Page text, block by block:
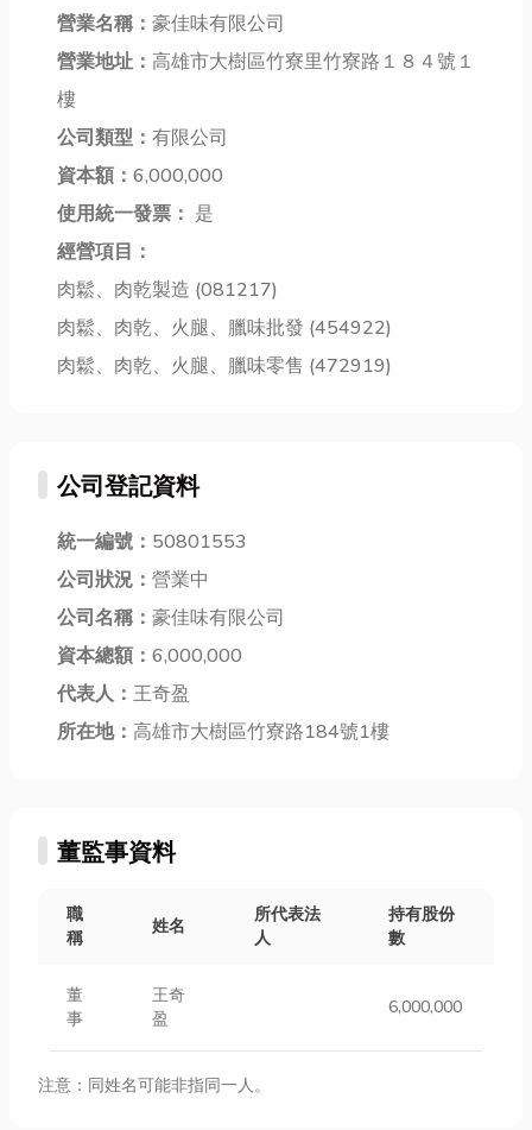
布莫屬！它不
只是一條褲
子、一件外
無限潛力，保
證讓你大開眼
界。今天...
就來分享刮刮
樂號碼必選密
中獎...
業重鎮，高雄
營業名稱： 豪佳味有限公司
營業地址： 高雄市大樹區竹寮里竹寮路１８４號１
樓
公司類型： 有限公司
資本額： 6,000,000
使用統一發票： 是
經營項目：
肉鬆、肉乾製造 (081217)
肉鬆、肉乾、火腿、臘味批發 (454922)
肉鬆、肉乾、火腿、臘味零售 (472919)
公司登記資料
統一編號： 50801553
公司狀況： 營業中
公司名稱： 豪佳味有限公司
資本總額： 6,000,000
代表人： 王奇盈
所在地： 高雄市大樹區竹寮路184號1樓
董監事資料
職
稱
姓名
所代表法
人
持有股份
數
董
事
王奇
盈
6,000,000
注意：同姓名可能非指同一人。